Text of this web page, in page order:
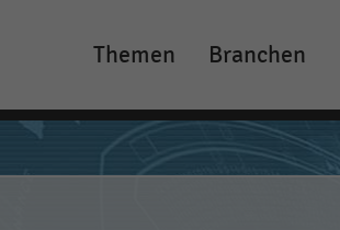
Main
navigation
Themen Branchen